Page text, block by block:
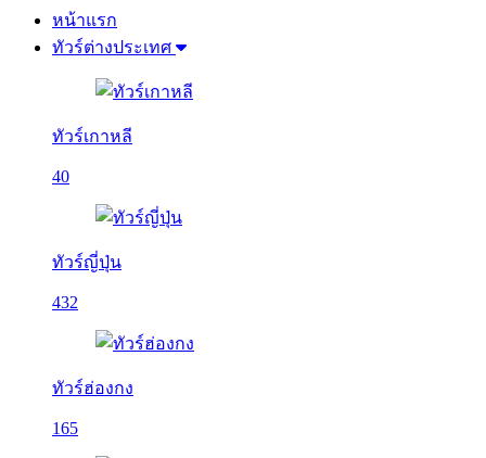
หน้าแรก
ทัวร์ต่างประเทศ
ทัวร์เกาหลี
40
ทัวร์ญี่ปุ่น
432
ทัวร์ฮ่องกง
165